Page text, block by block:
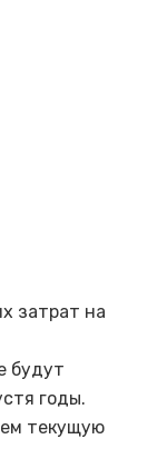
затрат на
будут
годы.
текущую